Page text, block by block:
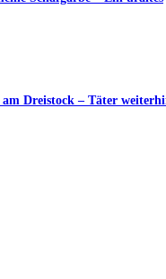
Dreistock – Täter